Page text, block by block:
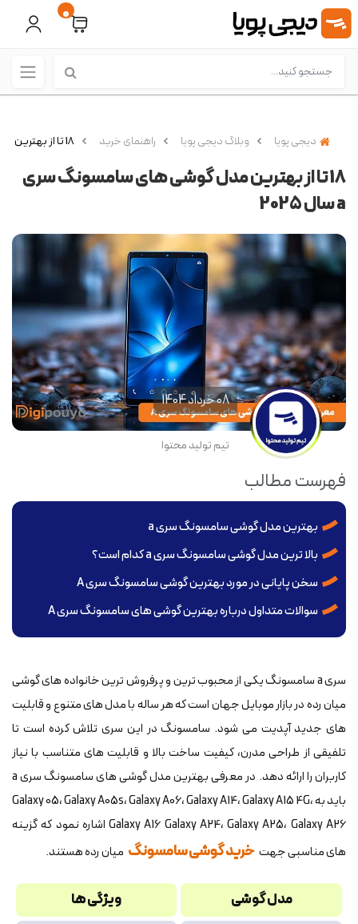
0
دیجی پویا وبلاگ دیجی پویا راهنمای خرید 18 تا از بهترین مدل گوشی های سامسونگ سری a سال 2025
18 تا از بهترین مدل گوشی های سامسونگ سری
a سال 2025
08 خرداد 1404
تیم تولید محتوا
فهرست مطالب
بهترین مدل گوشی سامسونگ سری a
بالا ترین مدل گوشی سامسونگ سری a کدام است؟
سخن پایانی در مورد بهترین گوشی سامسونگ سری A
سوالات متداول درباره بهترین گوشی های سامسونگ سری A
سری a سامسونگ یکی از محبوب ترین و پرفروش ترین خانواده های گوشی
میان رده در بازار موبایل جهان است که هر ساله با مدل های متنوع و قابلیت
های جدید آپدیت می شود. سامسونگ در این سری تلاش کرده است تا
تلفیقی از طراحی مدرن، کیفیت ساخت بالا و قابلیت های متناسب با نیاز
کاربران را ارائه دهد. در معرفی بهترین مدل گوشی های سامسونگ سری a
باید به Galaxy 05، Galaxy A05s، Galaxy A06، Galaxy A14، Galaxy A15 4G،
Galaxy A16 Galaxy A24، Galaxy A25، Galaxy A26 اشاره نمود که گزینه
های مناسبی جهت خرید گوشی سامسونگ میان رده هستند.
مدل گوشی
ویژگی ها